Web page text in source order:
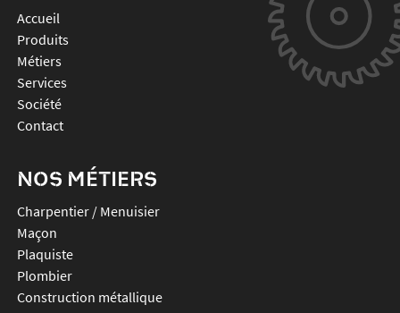
Accueil
Produits
Métiers
Services
Société
Contact
NOS MÉTIERS
Charpentier / Menuisier
Maçon
Plaquiste
Plombier
Construction métallique